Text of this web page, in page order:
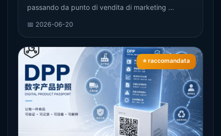
passando da punto di vendita di marketing ...
📅 2026-06-20
⭐ raccomandata